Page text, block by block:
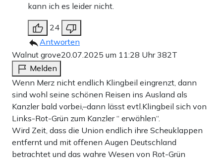
kann ich es leider nicht.
24
Antworten
Walnut grove20.07.2025 um 11:28 Uhr382T
Melden
Wenn Merz nicht endlich Klingbeil eingrenzt, dann
sind wohl seine schönen Reisen ins Ausland als
Kanzler bald vorbei,–dann lässt evtl.Klingbeil sich von
Links-Rot-Grün zum Kanzler “ erwählen“.
Wird Zeit, dass die Union endlich ihre Scheuklappen
entfernt und mit offenen Augen Deutschland
betrachtet und das wahre Wesen von Rot-Grün